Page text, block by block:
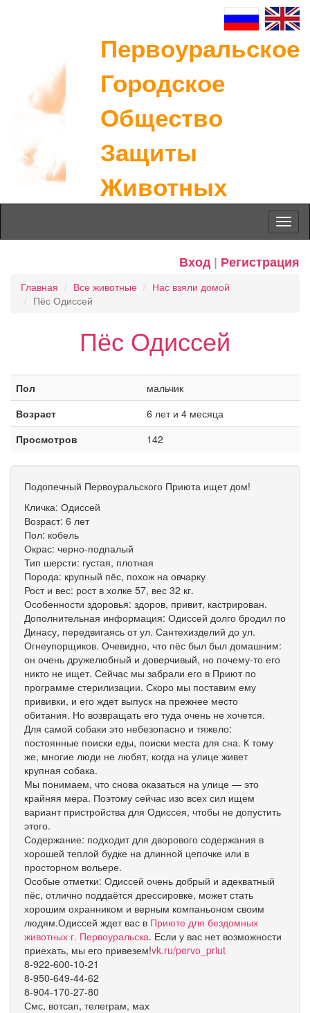
Первоуральское
Городское
Общество
Защиты
Животных
Вход | Регистрация
Главная Все животные
Нас взяли домой
Пёс Одиссей
Пёс Одиссей
Пол
мальчик
Возраст
6 лет и 4 месяца
Просмотров
142
Подопечный Первоуральского Приюта ищет дом!
Кличка: Одиссей
Возраст: 6 лет
Пол: кобель
Окрас: черно-подпалый
Тип шерсти: густая, плотная
Порода: крупный пёс, похож на овчарку
Рост и вес: рост в холке 57, вес 32 кг.
Особенности здоровья: здоров, привит, кастрирован.
Дополнительная информация: Одиссей долго бродил по
Динасу, передвигаясь от ул. Сантехизделий до ул.
Огнеупорщиков. Очевидно, что пёс был был домашним:
он очень дружелюбный и доверчивый, но почему-то его
никто не ищет. Сейчас мы забрали его в Приют по
программе стерилизации. Скоро мы поставим ему
прививки, и его ждет выпуск на прежнее место
обитания. Но возвращать его туда очень не хочется.
Для самой собаки это небезопасно и тяжело:
постоянные поиски еды, поиски места для сна. К тому
же, многие люди не любят, когда на улице живет
крупная собака.
Мы понимаем, что снова оказаться на улице — это
крайняя мера. Поэтому сейчас изо всех сил ищем
вариант пристройства для Одиссея, чтобы не допустить
этого.
Содержание: подходит для дворового содержания в
хорошей теплой будке на длинной цепочке или в
просторном вольере.
Особые отметки: Одиссей очень добрый и адекватный
пёс, отлично поддаётся дрессировке, может стать
хорошим охранником и верным компаньоном своим
людям.Одиссей ждет вас в Приюте для бездомных
животных г. Первоуральска. Если у вас нет возможности
приехать, мы его привезем!vk.ru/pervo_priut
8-922-600-10-21
8-950-649-44-62
8-904-170-27-80
Смс, вотсап, телеграм, мах